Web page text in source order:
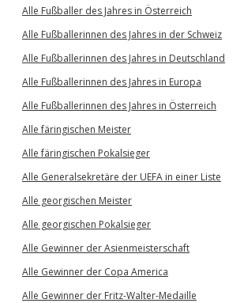
Alle Fußballer des Jahres in Österreich
Alle Fußballerinnen des Jahres in der Schweiz
Alle Fußballerinnen des Jahres in Deutschland
Alle Fußballerinnen des Jahres in Europa
Alle Fußballerinnen des Jahres in Österreich
Alle färingischen Meister
Alle färingischen Pokalsieger
Alle Generalsekretäre der UEFA in einer Liste
Alle georgischen Meister
Alle georgischen Pokalsieger
Alle Gewinner der Asienmeisterschaft
Alle Gewinner der Copa America
Alle Gewinner der Fritz-Walter-Medaille